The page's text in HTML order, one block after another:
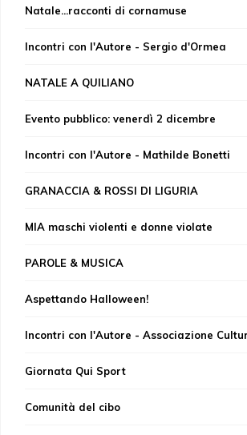
Natale...racconti di cornamuse
Incontri con l'Autore - Sergio d'Ormea
NATALE A QUILIANO
Evento pubblico: venerdì 2 dicembre
Incontri con l'Autore - Mathilde Bonetti
GRANACCIA & ROSSI DI LIGURIA
MIA maschi violenti e donne violate
PAROLE & MUSICA
Aspettando Halloween!
Incontri con l'Autore - Associazione
Giornata Qui Sport
Comunità del cibo